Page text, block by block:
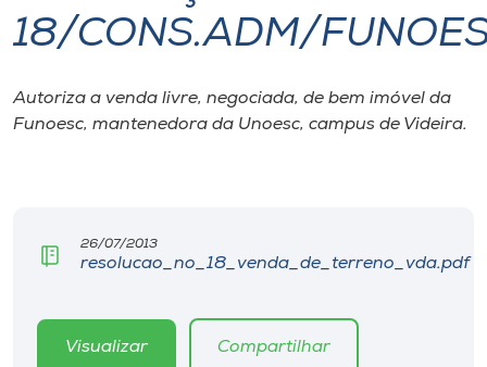
I.nova
Diplomados
CPA
18/CONS.ADM/
Autoriza a venda livre, negociada, de bem imóvel da
Funoesc, mantenedora da Unoesc, campus de Videira.
26/07/2013
resolucao_no_18_venda_de_terreno_vda.pdf
Visualizar Compartilhar